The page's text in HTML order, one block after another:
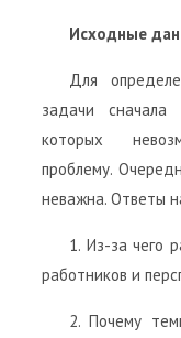
Исходные
Для
задачи
которых
проблему.
неважна. Ответы
1. Из-за чего
работников и
2. Почему